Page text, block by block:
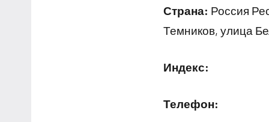
Страна: Россия
Темников, улица
Индекс:
Телефон: